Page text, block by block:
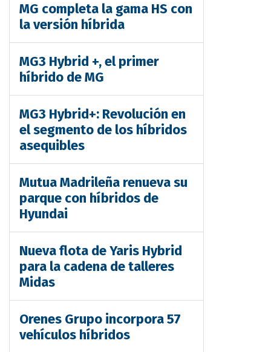
MG completa la gama HS con
la versión híbrida
MG3 Hybrid +, el primer
híbrido de MG
MG3 Hybrid+: Revolución en
el segmento de los híbridos
asequibles
Mutua Madrileña renueva su
parque con híbridos de
Hyundai
Nueva flota de Yaris Hybrid
para la cadena de talleres
Midas
Orenes Grupo incorpora 57
vehículos híbridos